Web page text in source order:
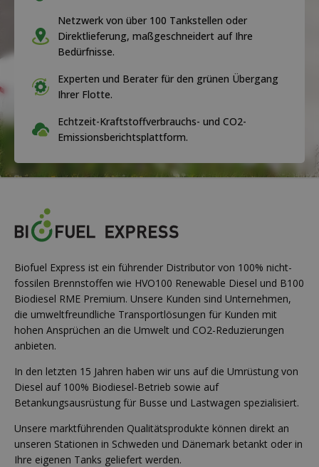
Netzwerk von über 100 Tankstellen oder
Direktlieferung, maßgeschneidert auf Ihre
Bedürfnisse.
Experten und Berater für den grünen Übergang
Ihrer Flotte.
Echtzeit-Kraftstoffverbrauchs- und CO2-
Emissionsberichtsplattform.
Biofuel Express ist ein führender Distributor von 100% nicht-
fossilen Brennstoffen wie HVO100 Renewable Diesel und B100
Biodiesel RME Premium. Unsere Kunden sind Unternehmen,
die umweltfreundliche Transportlösungen für Kunden mit
hohen Ansprüchen an die Umwelt und CO2-Reduzierungen
anbieten.
In den letzten 15 Jahren haben wir uns auf die Umrüstung von
Diesel auf 100% Biodiesel-Betrieb sowie auf
Betankungsausrüstung für Busse und Lastwagen spezialisiert.
Unsere marktführenden Qualitätsprodukte können direkt an
unseren Stationen in Schweden und Dänemark betankt oder in
Ihre eigenen Tanks geliefert werden.